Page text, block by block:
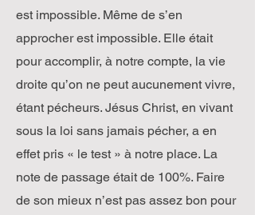
est impossible. Même de s’en
approcher est impossible. Elle était
pour accomplir, à notre compte, la vie
droite qu’on ne peut aucunement vivre,
étant pécheurs. Jésus Christ, en vivant
sous la loi sans jamais pécher, a en
effet pris « le test » à notre place. La
note de passage était de 100%. Faire
de son mieux n’est pas assez bon pour